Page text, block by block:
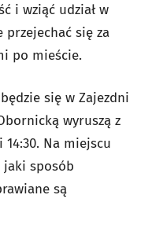
i wziąć udział w
przejechać się za
po mieście.
się w Zajezdni
wyruszą z
14:30. Na miejscu
jaki sposób
są